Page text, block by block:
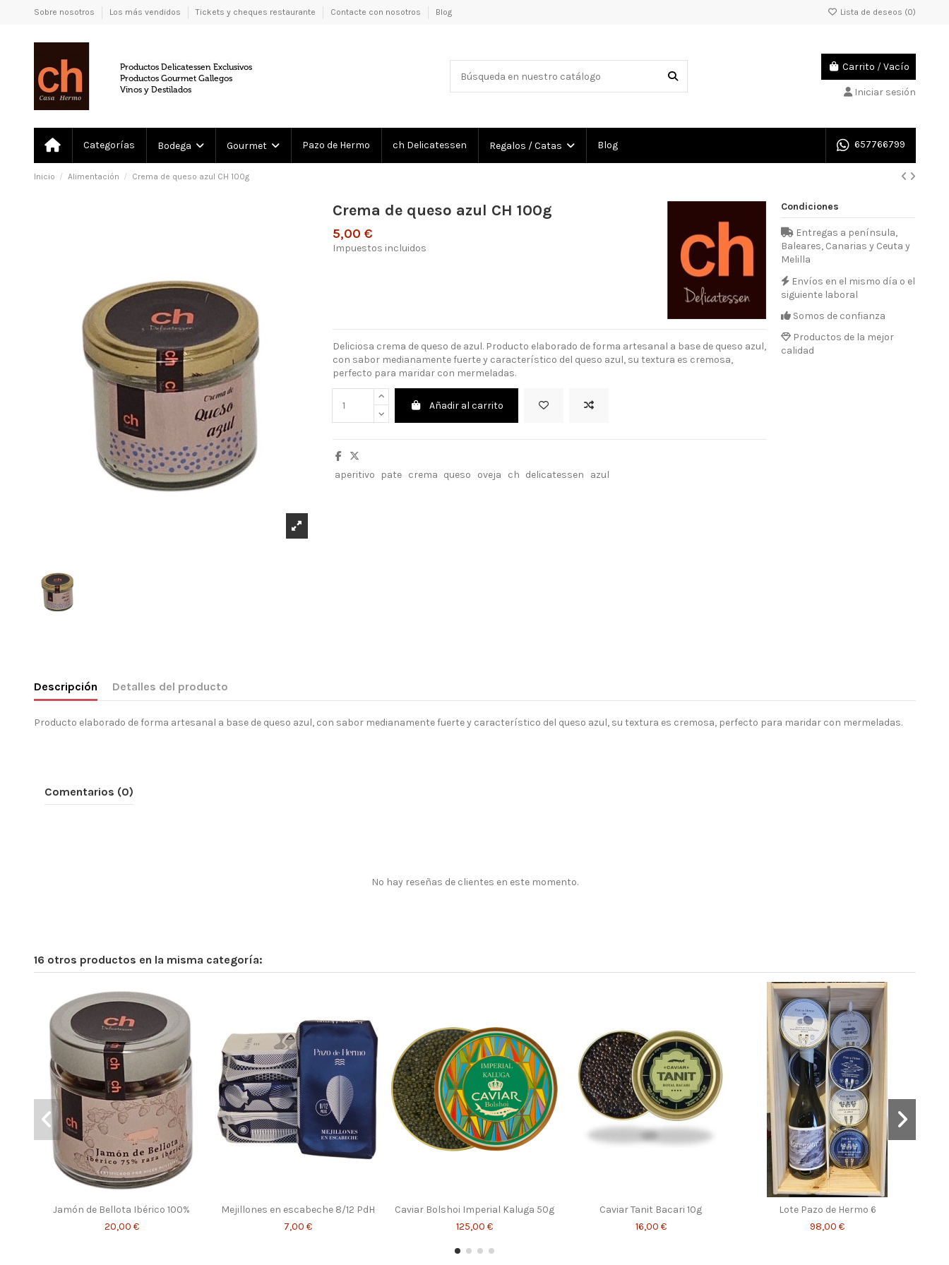
Sobre nosotros Los más vendidos Tickets y cheques restaurante Contacte con nosotros Blog Lista de deseos (0)
Carrito /Vacío
Iniciar sesión
Categorías Bodega Gourmet Pazo de Hermo ch Delicatessen Regalos / Catas Blog 657766799
Inicio Alimentación Crema de queso azul CH 100g
Crema de queso azul CH 100g
5,00 €
Impuestos incluidos
Deliciosa crema de queso de azul. Producto elaborado de forma artesanal a base de queso azul,
con sabor medianamente fuerte y característico del queso azul, su textura es cremosa,
perfecto para maridar con mermeladas.
Añadir al carrito
aperitivo pate crema queso oveja ch delicatessen azul
Condiciones
Entregas a península,
Baleares, Canarias y Ceuta y
Melilla
Envíos en el mismo día o el
siguiente laboral
Somos de confianza
Productos de la mejor
calidad
Descripción Detalles del producto
Producto elaborado de forma artesanal a base de queso azul, con sabor medianamente fuerte y característico del queso azul, su textura es cremosa, perfecto para maridar con mermeladas.
Comentarios (0)
No hay reseñas de clientes en este momento.
16 otros productos en la misma categoría:
Jamón de Bellota Ibérico 100%
20,00 €
Mejillones en escabeche 8/12 PdH
7,00 €
Caviar Bolshoi Imperial Kaluga 50g
125,00 €
Caviar Tanit Bacari 10g
16,00 €
Lote Pazo de Hermo 6
98,00 €